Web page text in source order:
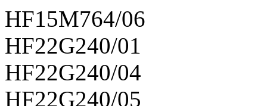
HF15M764/06
HF22G240/01
HF22G240/04
HF22G240/05